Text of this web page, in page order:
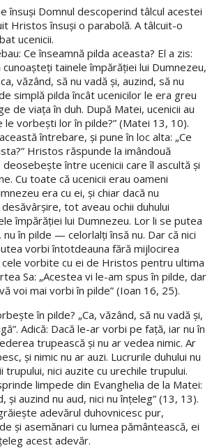
însuşi Domnul descoperind tâlcul acestei
Hristos însuşi o parabolă. A tâlcuit-o
ucenicii.
Ce înseamnă pilda aceasta? El a zis:
tainele împărăţiei lui Dumnezeu,
văzând, să nu vadă şi, auzind, să nu
simplă pilda încât ucenicilor le era greu
de viaţa în duh. După Matei, ucenicii au
le vorbeşti lor în pilde?” (Matei 13, 10).
întrebare, şi pune în loc alta: „Ce
Hristos răspunde la imândouă
între ucenicii care îl ascultă şi
Cu toate că ucenicii erau oameni
era cu ei, şi chiar dacă nu
tot aveau ochii duhului
împărăţiei lui Dumnezeu. Lor li se putea
în pilde — celorlalţi însă nu. Dar că nici
vorbi întotdeauna fără mijlocirea
vorbite cu ei de Hristos pentru ultima
Sa: „Acestea vi le-am spus în pilde, dar
voi mai vorbi în pilde” (Ioan 16, 25).
în pilde? „Ca, văzând, să nu vadă şi,
Adică: Dacă le-ar vorbi pe faţă, iar nu în
trupească şi nu ar vedea nimic. Ar
şi nimic nu ar auzi. Lucrurile duhului nu
nici auzite cu urechile trupului.
limpede din Evanghelia de la Matei:
şi auzind nu aud, nici nu înţeleg” (13, 13).
adevărul duhovnicesc pur,
şi asemănari cu lumea pământească, ei
acest adevăr.